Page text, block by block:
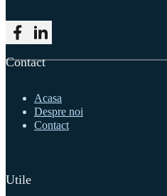
Follow me on Facebook
Follow me on LinkedIn
Contact
Acasa
Despre noi
Contact
Utile